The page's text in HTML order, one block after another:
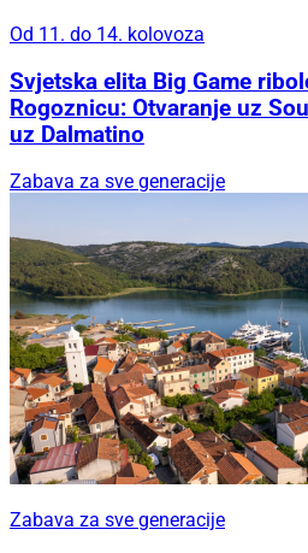
Od 11. do 14. kolovoza
Svjetska elita Big Game
Rogoznicu: Otvaranje uz
uz Dalmatino
Zabava za sve generacije
Zabava za sve generacije